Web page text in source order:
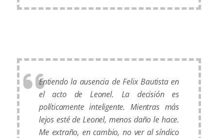
Entiendo la ausencia de Felix Bautista en
el acto de Leonel. La decisión es
políticamente inteligente. Mientras más
lejos esté de Leonel, menos daño le hace.
Me extraño, en cambio, no ver al síndico